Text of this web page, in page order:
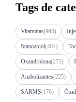
Tags de
Vitaminas(993)
Stanozolol(402)
Oxandrolona(271)
Anabolizantes(225)
SARMS(176)